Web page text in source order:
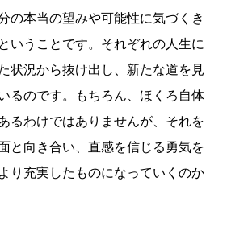
の本当の望みや可能性に気づくき
いうことです。それぞれの人生に
状況から抜け出し、新たな道を見
るのです。もちろん、ほくろ自体
るわけではありませんが、それを
と向き合い、直感を信じる勇気を
り充実したものになっていくのか